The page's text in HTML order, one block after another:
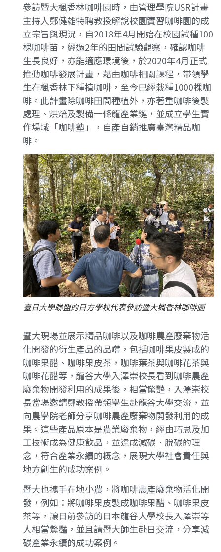
參訪暨大楓香林咖啡園時，由管理學院USR計畫
主持人鄭健雄特聘教授解說校園實習咖啡園的成
立宗旨與現況，自2018年4月開始在校園試種100
棵咖啡苗，經過2年的田間試驗觀察，確認咖啡
生長良好，亦能適應環境後，於2020年4月正式
推動咖啡發展計畫，藉由咖啡相關課程，帶領學
生在楓香林下種植咖啡，至今已經栽種1000棵咖
啡。此計畫除咖啡田間種植外，亦著重咖啡後製
處理、烘焙及製備一條龍產業鏈，並成立學生實
作場域「咖啡塾」，自產自銷推廣臺灣精品咖
啡。
臺日大學聯盟的日方學校代表參訪暨大楓香林咖啡園
暨大現場並展示精品咖啡以及咖啡農產廢棄物活
化開發的衍生產品的品嚐，包括咖啡果皮製成的
咖啡果醋、咖啡果皮茶，咖啡葉茶與咖啡花茶與
咖啡花醋等，龍谷大學入澤崇校長看到咖啡農產
廢棄物開發利用的成果後，相當驚豔，入澤崇校
長當場邀請鄭教授帶領學生赴龍谷大學交流，並
向農學院老師分享咖啡農產廢棄物開發利用的成
果。這些產品原本是農業廢棄物，經由巧思及加
工技術成為健康飲品，並達成減碳、脫碳的理
念，符合產業永續的概念，展現大學社會責任與
地方創生的成功案例。
暨大也攜手在地小農，將咖啡農產廢棄物活化開
發，例如：將咖啡果皮製成咖啡果醋、咖啡果皮
茶等，讓日前參訪的日本龍谷大學校長入澤崇等
人相當驚豔，並且請暨大師生赴日交流，分享減
碳產業永續的成功案例。